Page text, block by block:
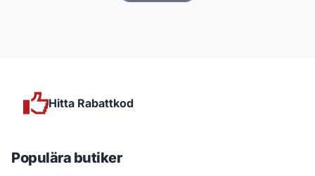
Hitta Rabattkod
Populära butiker